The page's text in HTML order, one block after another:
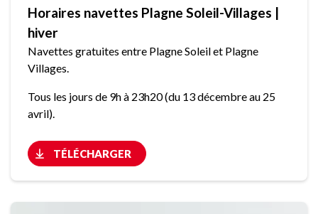
Horaires navettes Plagne Soleil-Villages |
hiver
Navettes gratuites entre Plagne Soleil et Plagne
Villages.
Tous les jours de 9h à 23h20 (du 13 décembre au 25
avril).
TÉLÉCHARGER